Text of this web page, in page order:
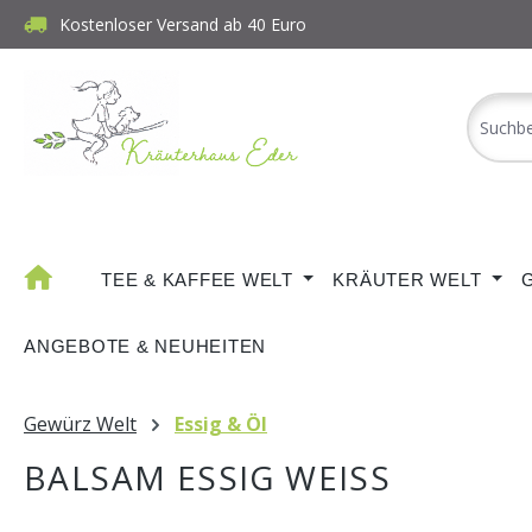
Hauptinhalt springen
Zur Suche springen
Zur Hauptnavigation springen
Kostenloser Versand ab 40 Euro
TEE & KAFFEE WELT KRÄUTER WELT
ANGEBOTE & NEUHEITEN
Gewürz Welt Essig & Öl
BALSAM ESSIG WEISS